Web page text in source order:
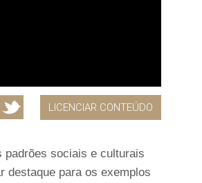
LICENCIAR CONTEÚDO
padrões sociais e culturais
destaque para os exemplos